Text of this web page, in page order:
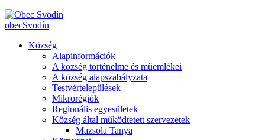
obecSvodín
Község
Alapinformációk
A község történelme és műemlékei
A község alapszabályzata
Testvértelepülések
Mikrorégiók
Regionális egyesületek
Község által működtetett szervezetek
Mazsola Tanya